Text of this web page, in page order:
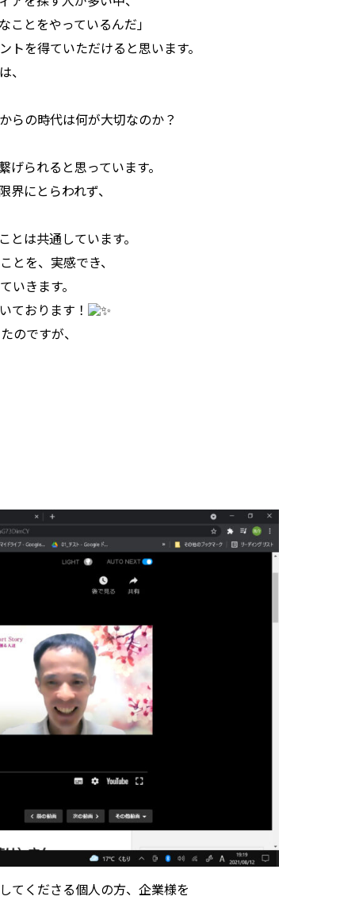
とをやっているんだ」
を得ていただけると思います。
、
らの時代は何が大切なのか？
られると思っています。
にとらわれず、
は共通しています。
とを、実感でき、
いきます。
ております！
のですが、
てくださる個人の方、企業様を